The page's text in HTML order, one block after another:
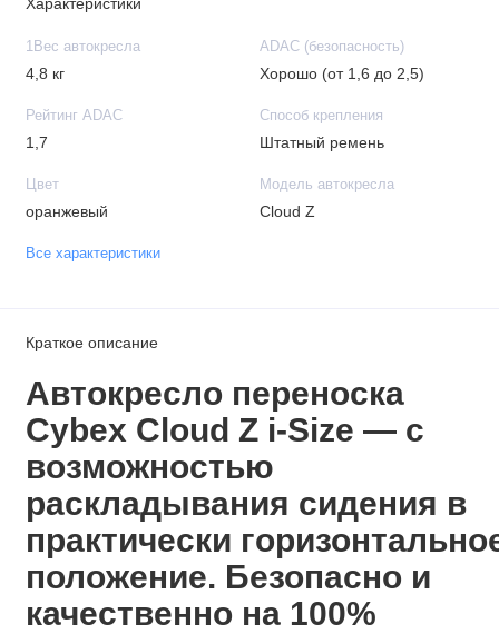
Характеристики
1Вес автокресла
4,8 кг
ADAC (безопасность)
Хорошо (от 1,6 до 2,5)
Рейтинг ADAC
1,7
Способ крепления
Штатный ремень
Цвет
оранжевый
Модель автокресла
Cloud Z
Все характеристики
Краткое описание
Автокресло переноска
Cybex Cloud Z i-Size — с
возможностью
раскладывания сидения в
практически
положение. Безопасно и
качественно на 100%